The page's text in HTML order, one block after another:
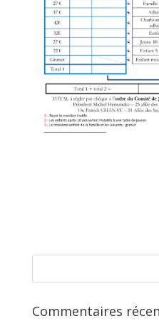
Commentaires